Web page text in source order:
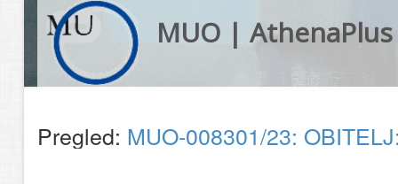
MUO | AthenaPlus
Pregled: MUO-008301/23: